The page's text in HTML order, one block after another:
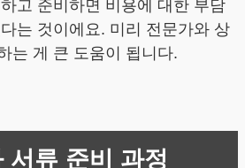
고 준비하면 비용에 대한 부담
는 것이에요. 미리 전문가와 상
는 게 큰 도움이 됩니다.
서류 준비 과정